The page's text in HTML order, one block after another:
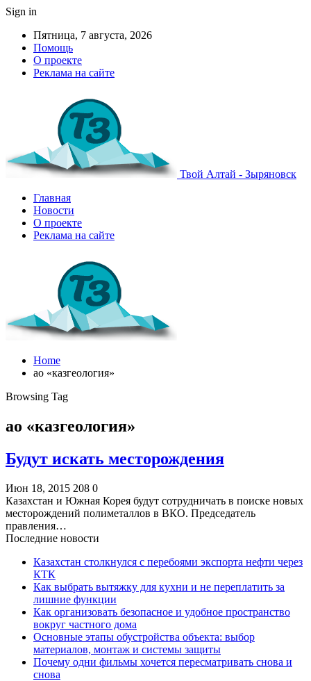
Sign in
Пятница, 7 августа, 2026
Помощь
О проекте
Реклама на сайте
Твой Алтай - Зыряновск
Главная
Новости
О проекте
Реклама на сайте
Home
ао «казгеология»
Browsing Tag
ао «казгеология»
Будут искать месторождения
Июн 18, 2015 208 0
Казахстан и Южная Корея будут сотрудничать в поиске новых
месторождений полиметаллов в ВКО. Председатель
правления…
Последние новости
Казахстан столкнулся с перебоями экспорта нефти через
КТК
Как выбрать вытяжку для кухни и не переплатить за
лишние функции
Как организовать безопасное и удобное пространство
вокруг частного дома
Основные этапы обустройства объекта: выбор
материалов, монтаж и системы защиты
Почему одни фильмы хочется пересматривать снова и
снова